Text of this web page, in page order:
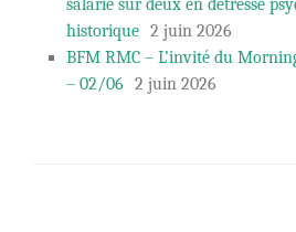
salarié sur deux en détresse
historique 2 juin 2026
BFM RMC – L’invité du
– 02/06
2 juin 2026